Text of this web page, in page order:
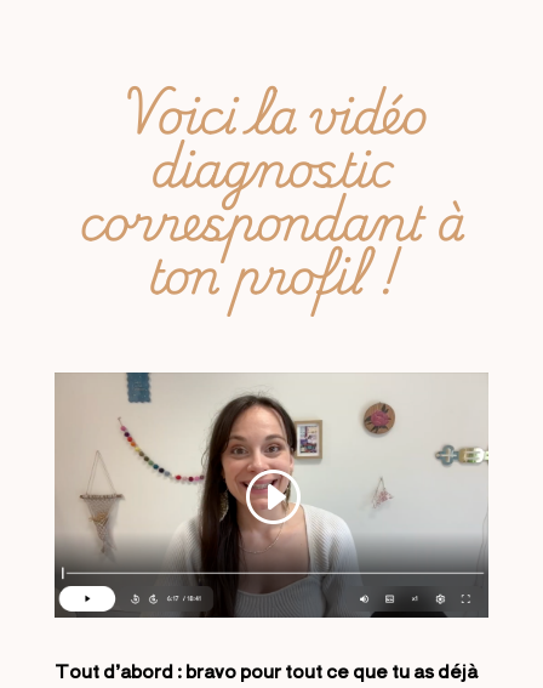
Voici la vidéo
diagnostic
correspondant à
ton profil !
Tout d’abord : bravo pour tout ce que tu as déjà